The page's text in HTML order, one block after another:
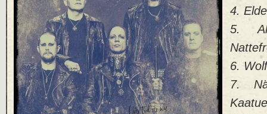
4.
5.
6.
7.